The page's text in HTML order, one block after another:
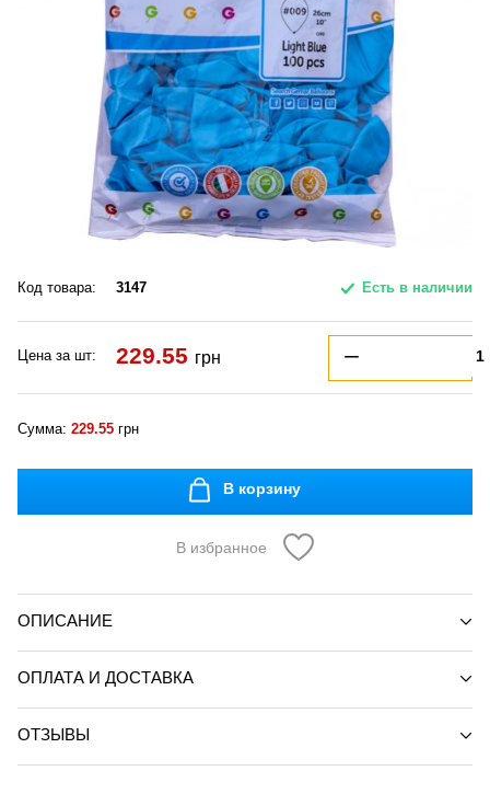
Код товара: 3147 Есть в наличии
Цена за шт: 229.55 грн
Сумма: 229.55 грн
В корзину
В избранное
ОПИСАНИЕ
ОПЛАТА И ДОСТАВКА
ОТЗЫВЫ